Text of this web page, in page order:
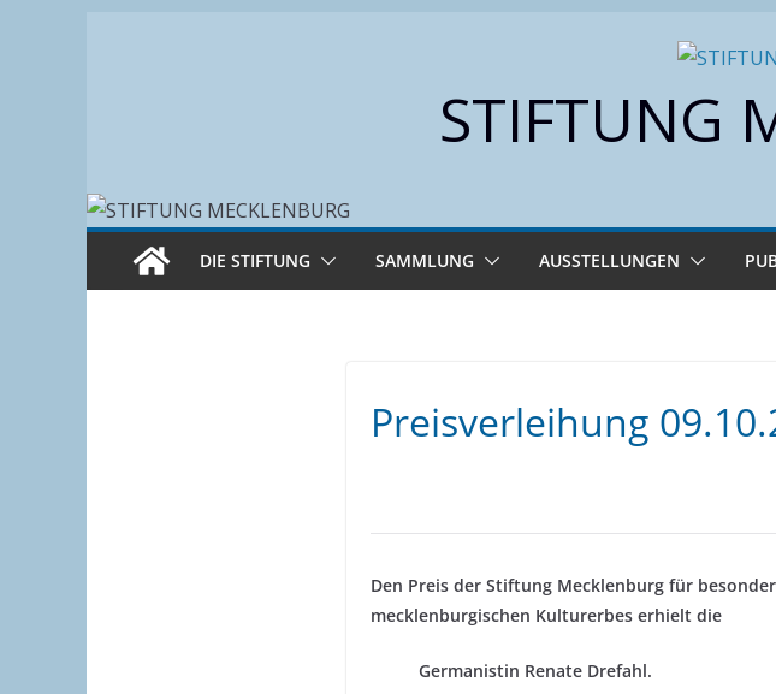
STIFTUNG
DIE STIFTUNG SAMMLUNG AUSSTELLUNGEN
Preisverleihung
Den Preis der Stiftung Mecklenburg für
mecklenburgischen Kulturerbes erhielt die
Germanistin Renate Drefahl.